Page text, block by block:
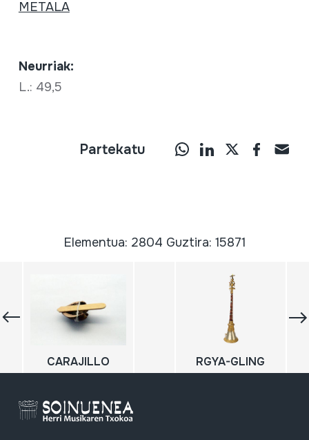
METALA
Neurriak:
L.: 49,5
Partekatu
Elementua: 2804 Guztira: 15871
CARAJILLO RGYA-GLING